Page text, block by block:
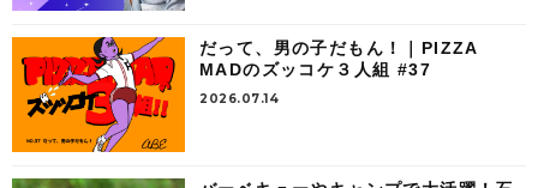
だって、男の子だもん！｜PIZZA
MADのズッコケ３人組 #37
2026.07.14